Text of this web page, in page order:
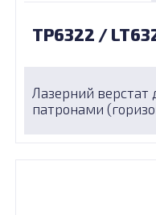
TP6322 /
Лазерний верстат
патронами